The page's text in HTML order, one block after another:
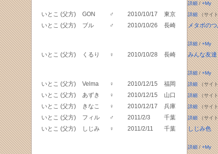
詳細/+My
いとこ (父方) GON ♂ 2010/10/17 東京 詳細（サイ
いとこ (父方) ブル ♂ 2010/10/26 長崎 メタボの
詳細/+My
いとこ (父方) くるり ♀ 2010/10/28 長崎 みんな友達
詳細/+My
いとこ (父方) Velma ♀ 2010/12/15 福岡 詳細（サイ
いとこ (父方) あずき ♀ 2010/12/15 山口 詳細（サイ
いとこ (父方) きなこ ♀ 2010/12/17 兵庫 詳細（サイ
いとこ (父方) フィル ♂ 2011/2/3 千葉 詳細（サイ
いとこ (父方) しじみ ♀ 2011/2/11 千葉 しじみ色
詳細/+My